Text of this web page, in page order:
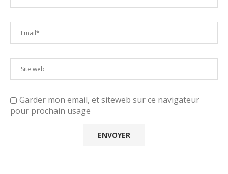
Garder mon email, et siteweb sur ce navigateur
pour prochain usage